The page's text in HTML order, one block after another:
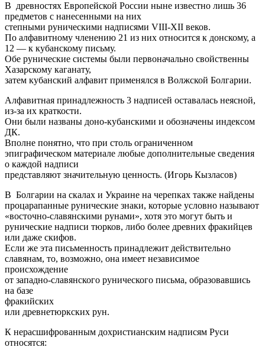
В древностях Европейской России ныне известно лишь 36
предметов с нанесенными на них
степными руническими надписями VIII-XII веков.
По алфавитному членению 21 из них относится к донскому, а
12 — к кубанскому письму.
Обе рунические системы были первоначально свойственны
Хазарскому каганату,
затем кубанский алфавит применялся в Волжской Болгарии.
Алфавитная принадлежность 3 надписей оставалась неясной,
из-за их краткости.
Они были названы доно-кубанскими и обозначены индексом
ДК.
Вполне понятно, что при столь ограниченном
эпиграфическом материале любые дополнительные сведения
о каждой надписи
представляют значительную ценность. (Игорь Кызласов)
В Болгарии на скалах и Украине на черепках также найдены
процарапанные рунические знаки, которые условно называют
«восточно-славянскими рунами», хотя это могут быть и
рунические надписи тюрков, либо более древних фракийцев
или даже скифов.
Если же эта письменность принадлежит действительно
славянам, то, возможно, она имеет независимое
происхождение
от западно-славянского рунического письма, образовавшись
на базе
фракийских
или древнетюркских рун.
К нерасшифрованным дохристианским надписям Руси
относятся: